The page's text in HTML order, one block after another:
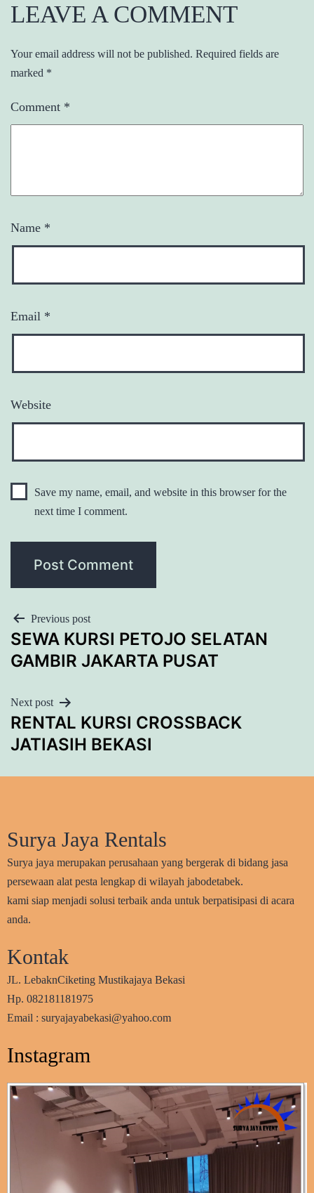
LEAVE A COMMENT
Your email address will not be published. Required fields are
marked *
Comment *
Name *
Email *
Website
Save my name, email, and website in this browser for the
next time I comment.
POST
NAVIGATION
Previous post
SEWA KURSI PETOJO SELATAN
GAMBIR JAKARTA PUSAT
Next post
RENTAL KURSI CROSSBACK
JATIASIH BEKASI
Surya Jaya Rentals
Surya jaya merupakan perusahaan yang bergerak di bidang jasa
persewaan alat pesta lengkap di wilayah jabodetabek.
kami siap menjadi solusi terbaik anda untuk berpatisipasi di acara
anda.
Kontak
JL. LebaknCiketing Mustikajaya Bekasi
Hp. 082181181975
Email : suryajayabekasi@yahoo.com
Instagram